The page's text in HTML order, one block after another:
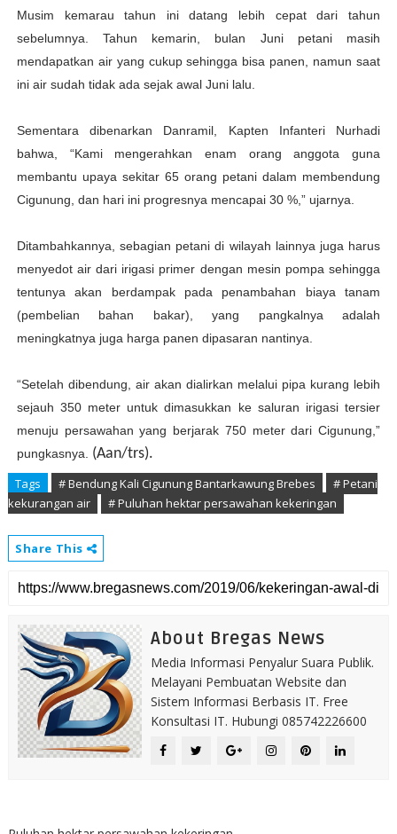
Musim kemarau tahun ini datang lebih cepat dari tahun
sebelumnya. Tahun kemarin, bulan Juni petani masih
mendapatkan air yang cukup sehingga bisa panen, namun saat
ini air sudah tidak ada sejak awal Juni lalu.
Sementara dibenarkan Danramil, Kapten Infanteri Nurhadi
bahwa, “Kami mengerahkan enam orang anggota guna
membantu upaya sekitar 65 orang petani dalam membendung
Cigunung, dan hari ini progresnya mencapai 30 %,” ujarnya.
Ditambahkannya, sebagian petani di wilayah lainnya juga harus
menyedot air dari irigasi primer dengan mesin pompa sehingga
tentunya akan berdampak pada penambahan biaya tanam
(pembelian bahan bakar), yang pangkalnya adalah
meningkatnya juga harga panen dipasaran nantinya.
“Setelah dibendung, air akan dialirkan melalui pipa kurang lebih
sejauh 350 meter untuk dimasukkan ke saluran irigasi tersier
menuju persawahan yang berjarak 750 meter dari Cigunung,”
pungkasnya. (Aan/trs).
Tags # Bendung Kali Cigunung Bantarkawung Brebes
# Petani
kekurangan air
# Puluhan hektar persawahan kekeringan
Share This
About Bregas News
Media Informasi Penyalur Suara Publik.
Melayani Pembuatan Website dan
Sistem Informasi Berbasis IT. Free
Konsultasi IT. Hubungi 085742226600